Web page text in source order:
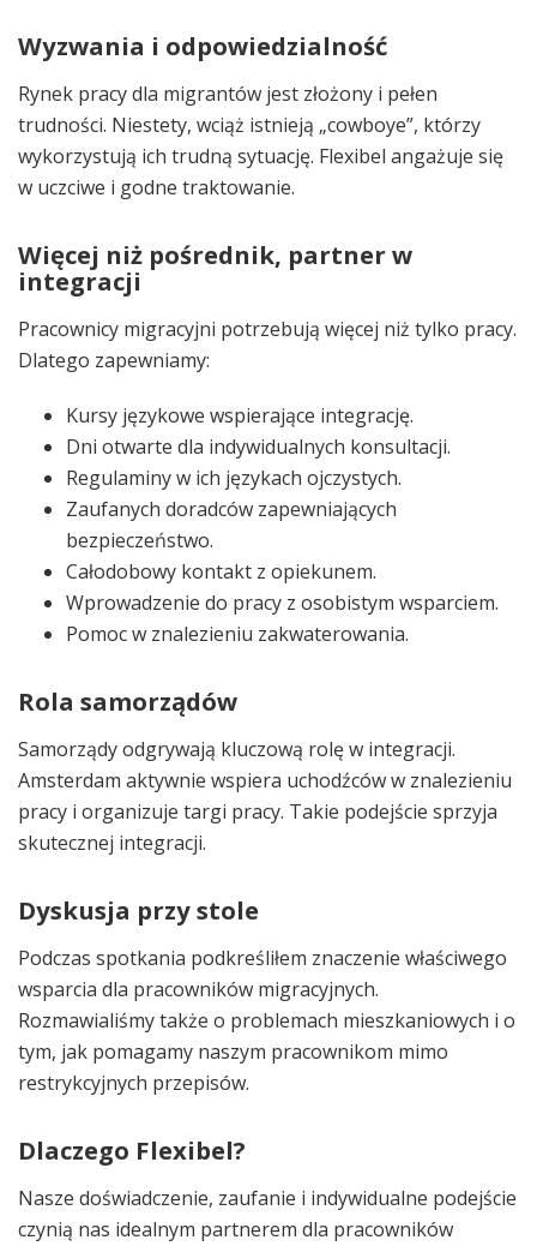
Wyzwania i odpowiedzialność
Rynek pracy dla migrantów jest złożony i pełen
trudności. Niestety, wciąż istnieją „cowboye”, którzy
wykorzystują ich trudną sytuację. Flexibel angażuje się
w uczciwe i godne traktowanie.
Więcej niż pośrednik, partner w
integracji
Pracownicy migracyjni potrzebują więcej niż tylko pracy.
Dlatego zapewniamy:
Kursy językowe wspierające integrację.
Dni otwarte dla indywidualnych konsultacji.
Regulaminy w ich językach ojczystych.
Zaufanych doradców zapewniających
bezpieczeństwo.
Całodobowy kontakt z opiekunem.
Wprowadzenie do pracy z osobistym wsparciem.
Pomoc w znalezieniu zakwaterowania.
Rola samorządów
Samorządy odgrywają kluczową rolę w integracji.
Amsterdam aktywnie wspiera uchodźców w znalezieniu
pracy i organizuje targi pracy. Takie podejście sprzyja
skutecznej integracji.
Dyskusja przy stole
Podczas spotkania podkreśliłem znaczenie właściwego
wsparcia dla pracowników migracyjnych.
Rozmawialiśmy także o problemach mieszkaniowych i o
tym, jak pomagamy naszym pracownikom mimo
restrykcyjnych przepisów.
Dlaczego Flexibel?
Nasze doświadczenie, zaufanie i indywidualne podejście
czynią nas idealnym partnerem dla pracowników